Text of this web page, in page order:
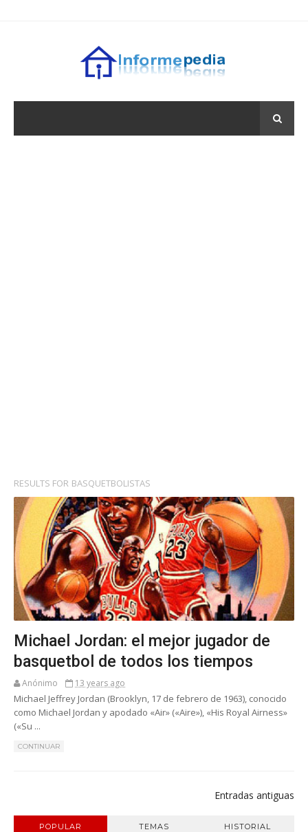
RESULTS FOR BASQUETBOLISTAS
Michael Jordan: el mejor jugador de
basquetbol de todos los tiempos
Anónimo 13 years ago
Michael Jeffrey Jordan (Brooklyn, 17 de febrero de 1963), conocido
como Michael Jordan y apodado «Air» («Aire»), «His Royal Airness»
(«Su ...
CONTINUAR
Entradas antiguas
POPULAR TEMAS HISTORIAL